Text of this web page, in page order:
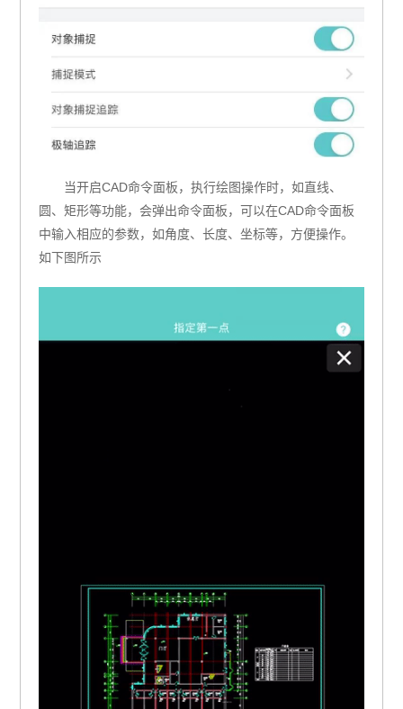
当开启CAD命令面板，执行绘图操作时，如直线、
圆、矩形等功能，会弹出命令面板，可以在CAD命令面板
中输入相应的参数，如角度、长度、坐标等，方便操作。
如下图所示